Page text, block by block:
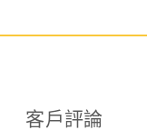
客戶評論